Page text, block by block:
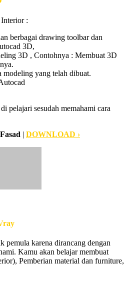
:
berbagai drawing toolbar dan
3D,
3D , Contohnya : Membuat 3D
modeling yang telah dibuat.
pelajari sesudah memahami cara
| DOWNLOAD ›
pemula karena dirancang dengan
Kamu akan belajar membuat
Pemberian material dan furniture,